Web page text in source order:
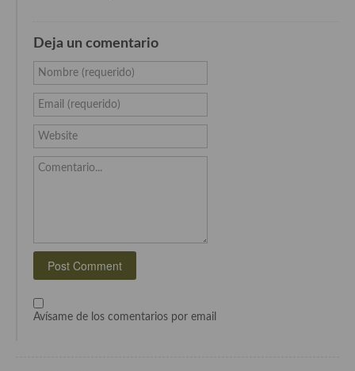
Cocina Murciana
Cocina Navarra
Cocina Riojana
Cocina Valenciana
Cocina Alemana
Cocina Belga
Deja un comentario
Nombre (requerido)
Email (requerido)
Website
Comentario...
Avísame de los comentarios por email